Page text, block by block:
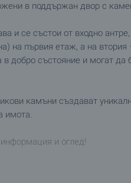
в поддържан двор с
и се състои от входно
на първия етаж, а на втория
в добро състояние и могат
камъни създават
имота.
и оглед!